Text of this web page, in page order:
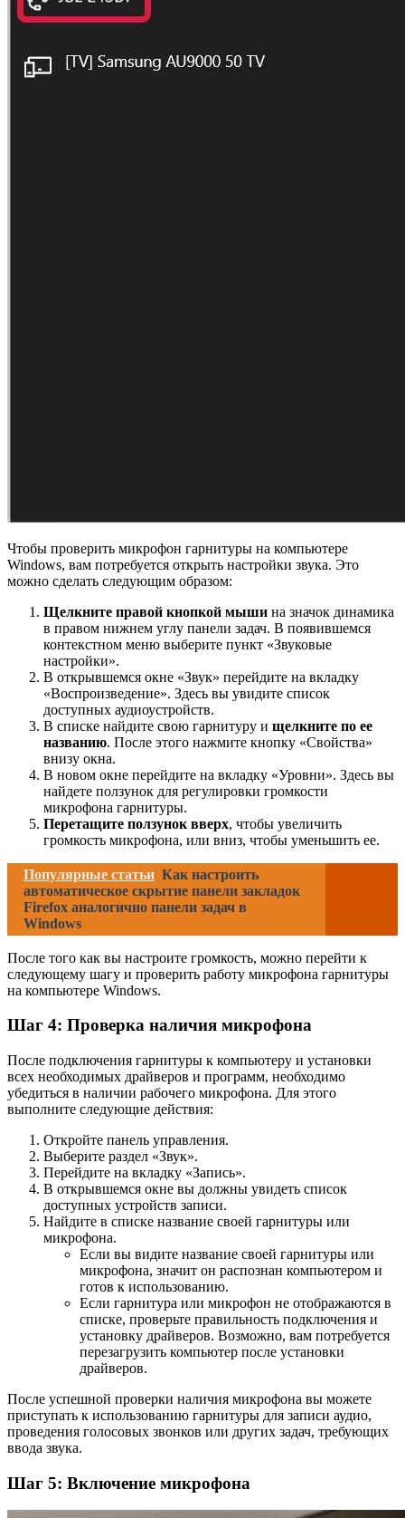
Чтобы проверить микрофон гарнитуры на компьютере
Windows, вам потребуется открыть настройки звука. Это
можно сделать следующим образом:
Щелкните правой кнопкой мыши на значок динамика
в правом нижнем углу панели задач. В появившемся
контекстном меню выберите пункт «Звуковые
настройки».
В открывшемся окне «Звук» перейдите на вкладку
«Воспроизведение». Здесь вы увидите список
доступных аудиоустройств.
В списке найдите свою гарнитуру и щелкните по ее
названию. После этого нажмите кнопку «Свойства»
внизу окна.
В новом окне перейдите на вкладку «Уровни». Здесь вы
найдете ползунок для регулировки громкости
микрофона гарнитуры.
Перетащите ползунок вверх, чтобы увеличить
громкость микрофона, или вниз, чтобы уменьшить ее.
Популярные статьи Как настроить
автоматическое скрытие панели закладок
Firefox аналогично панели задач в
Windows
После того как вы настроите громкость, можно перейти к
следующему шагу и проверить работу микрофона гарнитуры
на компьютере Windows.
Шаг 4: Проверка наличия микрофона
После подключения гарнитуры к компьютеру и установки
всех необходимых драйверов и программ, необходимо
убедиться в наличии рабочего микрофона. Для этого
выполните следующие действия:
Откройте панель управления.
Выберите раздел «Звук».
Перейдите на вкладку «Запись».
В открывшемся окне вы должны увидеть список
доступных устройств записи.
Найдите в списке название своей гарнитуры или
микрофона.
Если вы видите название своей гарнитуры или
микрофона, значит он распознан компьютером и
готов к использованию.
Если гарнитура или микрофон не отображаются в
списке, проверьте правильность подключения и
установку драйверов. Возможно, вам потребуется
перезагрузить компьютер после установки
драйверов.
После успешной проверки наличия микрофона вы можете
приступать к использованию гарнитуры для записи аудио,
проведения голосовых звонков или других задач, требующих
ввода звука.
Шаг 5: Включение микрофона